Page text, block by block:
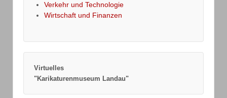
Verkehr und Technologie
Wirtschaft und Finanzen
Virtuelles
"Karikaturenmuseum Landau"